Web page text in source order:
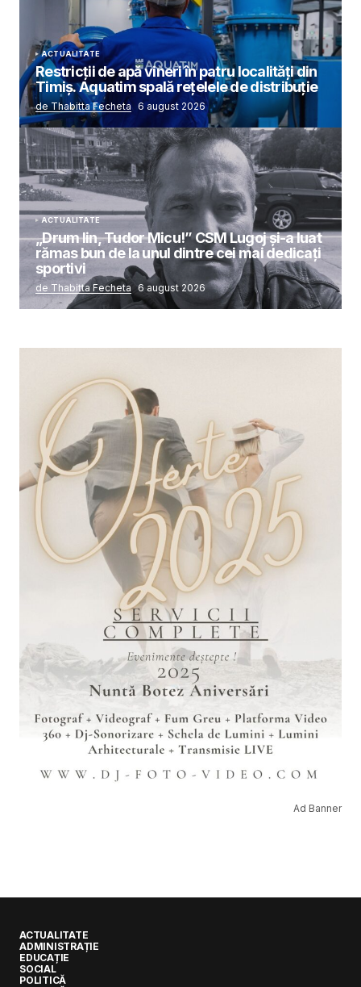
ACTUALITATE
Restricții de apă vineri în patru localități din
Timiș. Aquatim spală rețelele de distribuție
de Thabitta Fecheta 6 august 2026
ACTUALITATE
„Drum lin, Tudor Micu!” CSM Lugoj și-a luat
rămas bun de la unul dintre cei mai dedicați
sportivi
de Thabitta Fecheta 6 august 2026
Ad Banner
ACTUALITATE
ADMINISTRAȚIE
EDUCAȚIE
SOCIAL
POLITICĂ